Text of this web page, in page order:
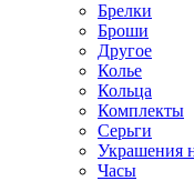
Брелки
Броши
Другое
Колье
Кольца
Комплекты
Серьги
Украшения
Часы